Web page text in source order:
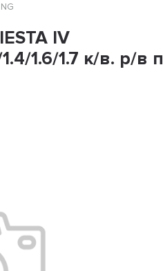
IV
1.6/1.7 к/в. р/в